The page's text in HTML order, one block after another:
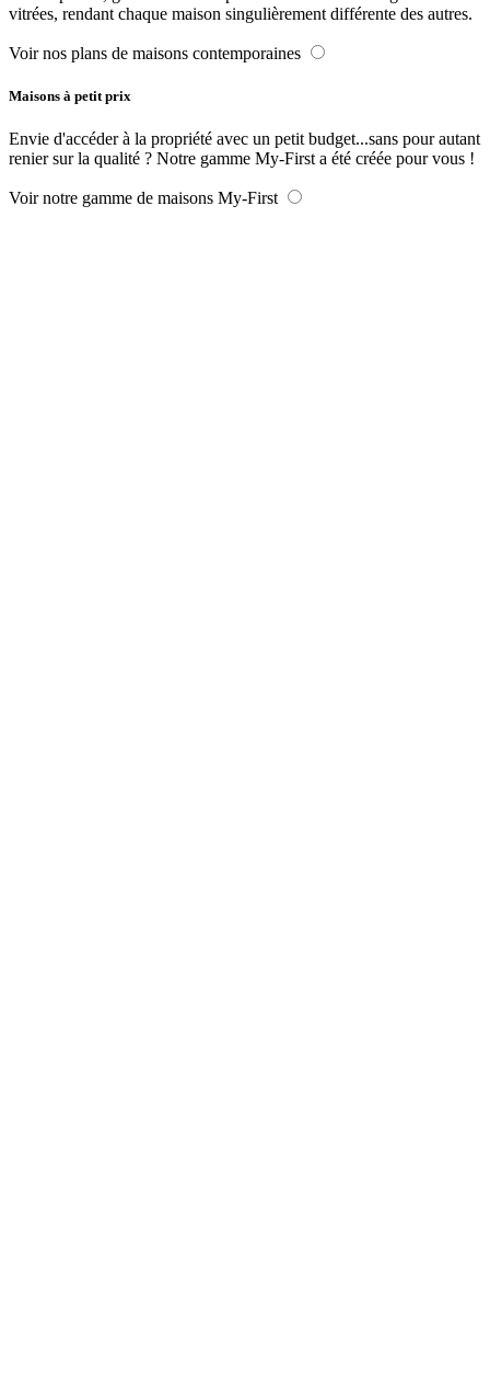
vitrées, rendant chaque maison singulièrement différente des autres.
Voir nos plans de maisons contemporaines
Maisons à petit prix
Envie d'accéder à la propriété avec un petit budget...sans pour autant
renier sur la qualité ? Notre gamme My-First a été créée pour vous !
Voir notre gamme de maisons My-First